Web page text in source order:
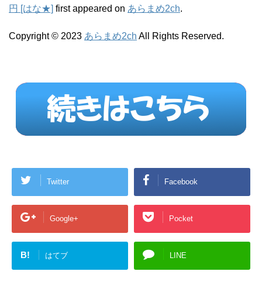
円 [はな★] first appeared on あらまめ2ch.
Copyright © 2023 あらまめ2ch All Rights Reserved.
Twitter Facebook
Google+ Pocket
B! はてブ LINE